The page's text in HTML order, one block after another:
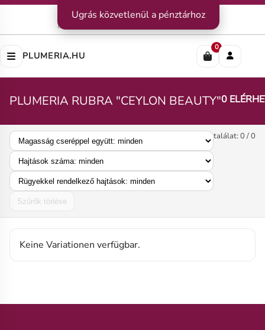
Kapcsolat Szállítás|Fizetési módok
Impresszum
PLUMERIA.HU
0
PLUMERIA RUBRA "CEYLON BEAUTY"0
Szűrők törlése
találat: 0 / 0
Keine Variationen verfügbar.
Ugrás közvetlenül a pénztárhoz